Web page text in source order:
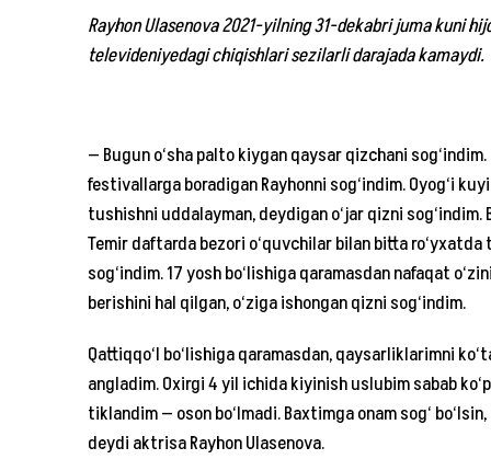
Rayhon Ulasenova 2021-yilning 31-dekabri juma kuni
televideniyedagi chiqishlari sezilarli darajada kamaydi.
— Bugun o‘sha palto kiygan qaysar qizchani
festivallarga boradigan Rayhonni sog‘indim. Oyog‘i
tushishni uddalayman, deydigan o‘jar qizni
Temir daftarda bezori o‘quvchilar bilan bitta
sog‘indim. 17 yosh bo‘lishiga qaramasdan nafaqat
berishini hal qilgan, o‘ziga ishongan qizni sog‘indim.
Qattiqqo‘l bo‘lishiga qaramasdan, qaysarliklarimni
angladim. Oxirgi 4 yil ichida kiyinish uslubim sabab
tiklandim — oson bo‘lmadi. Baxtimga onam sog‘
deydi aktrisa Rayhon Ulasenova.